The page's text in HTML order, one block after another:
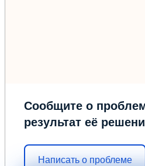
Сообщите о
результат её
Написать о проблеме